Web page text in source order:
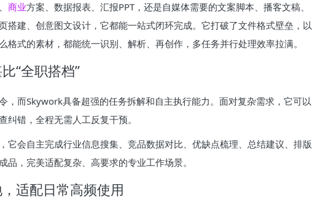
商业方案、数据报表、汇报PPT，还是自媒体需要的文案脚本、播客文稿、
搭建、创意图文设计，它都能一站式闭环完成。它打破了文件格式壁垒，以
格式的素材，都能统一识别、解析、再创作，多任务并行处理效率拉满。
“全职搭档”
，而Skywork具备超强的任务拆解和自主执行能力。面对复杂需求，它可以
纠错，全程无需人工反复干预。
它会自主完成行业信息搜集、竞品数据对比、优缺点梳理、总结建议、排版
品，完美适配复杂、高要求的专业工作场景。
适配日常高频使用